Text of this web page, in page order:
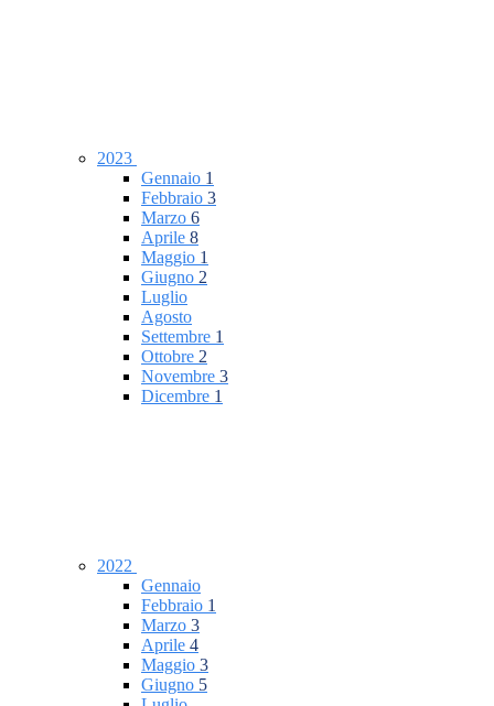
2023
Gennaio 1
Febbraio 3
Marzo 6
Aprile 8
Maggio 1
Giugno 2
Luglio
Agosto
Settembre 1
Ottobre 2
Novembre 3
Dicembre 1
2022
Gennaio
Febbraio 1
Marzo 3
Aprile 4
Maggio 3
Giugno 5